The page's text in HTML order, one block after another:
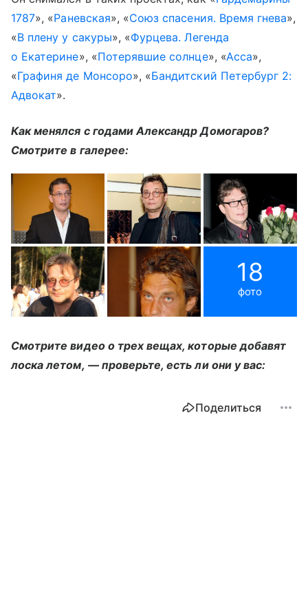
1787», «Раневская», «Союз спасения. Время гнева»,
«В плену у сакуры», «Фурцева. Легенда
о Екатерине», «Потерявшие солнце», «Асса»,
«Графиня де Монсоро», «Бандитский Петербург 2:
Адвокат».
Как менялся с годами Александр Домогаров?
Смотрите в галерее:
18
фото
Смотрите видео о трех вещах, которые добавят
лоска летом, — проверьте, есть ли они у вас:
Поделиться